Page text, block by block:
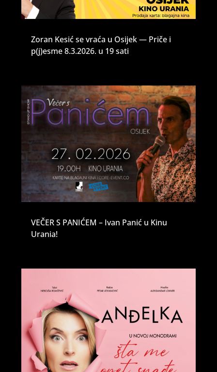
Zoran Kesić se vraća u Osijek — Priče i
p(j)esme 8.3.2026. u 19 sati
VEČER S PANIĆEM – Ivan Panić u Kinu
Urania!